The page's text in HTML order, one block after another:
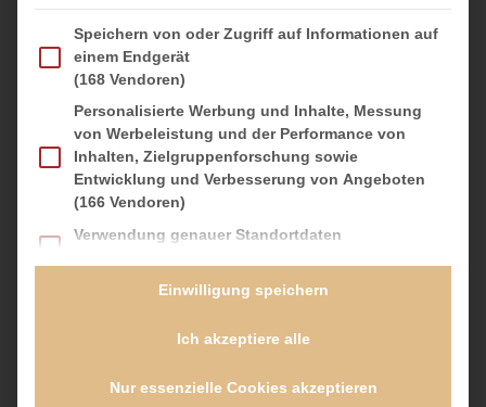
200 gFrischkäse
Abrieb einer Bio-Zitrone
Deko: Sprinkles und M+Ms
ZUBEREITUNG
Backofen auf 180 °C (160 °C Umluft) vorheizen.
Backblech mit Backpapier auskleiden.
Butter und Zucker mit dem Handmixer cremig weiß
weiterschlagen, dann Vanille-Extrakt und abgeriebene
Im Folgenden finden Sie eine Liste der Zwecke des IAB Transparency and
Speichern von oder Zugriff auf Informationen auf
einem Endgerät
(168 Vendoren)
Personalisierte Werbung und Inhalte, Messung
von Werbeleistung und der Performance von
Inhalten, Zielgruppenforschung sowie
Entwicklung und Verbesserung von Angeboten
(166 Vendoren)
Verwendung genauer Standortdaten
Geräte anhand von aktiv angeforderten
Essenzielle Services ermöglichen grundlegende Funktionen
und sind für das ordnungsgemäße Funktionieren der Website
Einwilligung speichern
Ich akzeptiere alle
Nur essenzielle Cookies akzeptieren